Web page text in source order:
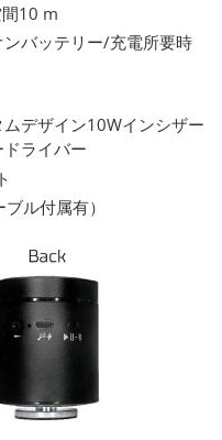
間10 m
バッテリー/充電所要時
デザイン10Wインシザー
ライバー
ル付属有）